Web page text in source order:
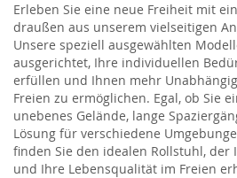
Erleben Sie eine neue Freiheit mit
draußen aus unserem vielseitigen
Unsere speziell ausgewählten
ausgerichtet, Ihre individuellen
erfüllen und Ihnen mehr
Freien zu ermöglichen. Egal, ob Sie
unebenes Gelände, lange
Lösung für verschiedene
finden Sie den idealen Rollstuhl,
und Ihre Lebensqualität im Freien